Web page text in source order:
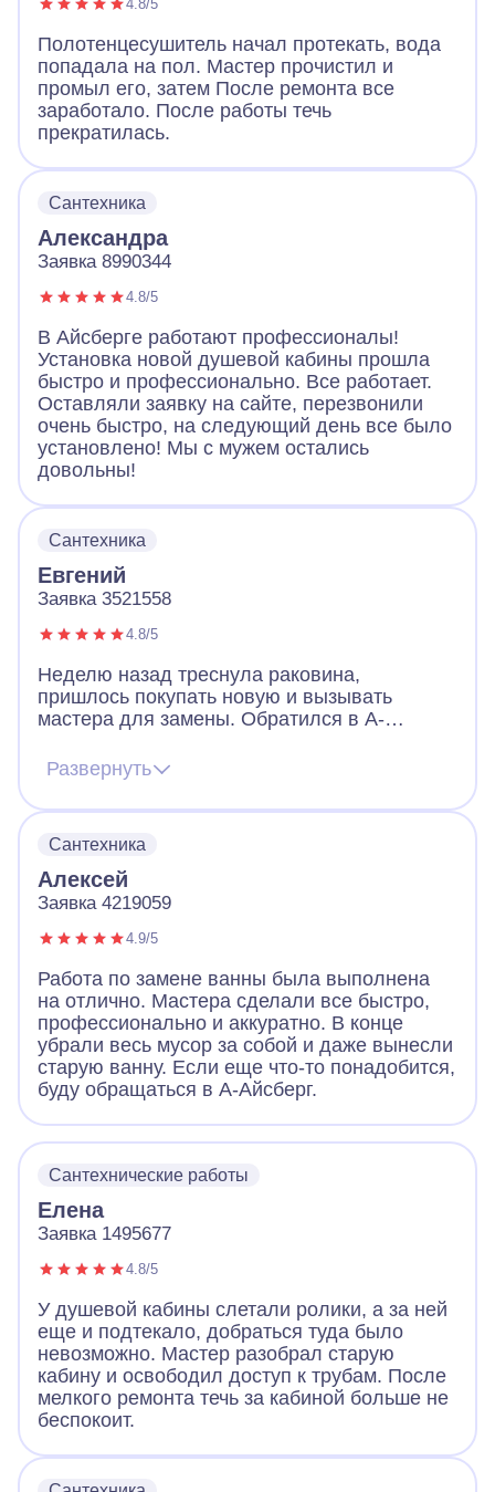
4.8/5
Полотенцесушитель начал протекать, вода
попадала на пол. Мастер прочистил и
промыл его, затем После ремонта все
заработало. После работы течь
прекратилась.
Сантехника
Александра
Заявка 8990344
4.8/5
В Айсберге работают профессионалы!
Установка новой душевой кабины прошла
быстро и профессионально. Все работает.
Оставляли заявку на сайте, перезвонили
очень быстро, на следующий день все было
установлено! Мы с мужем остались
довольны!
Сантехника
Евгений
Заявка 3521558
4.8/5
Неделю назад треснула раковина,
пришлось покупать новую и вызывать
мастера для замены. Обратился в А-
работал в маске, перчатках и бахилах, что
очень порадовало. Мастер заменил
раковину и по просьбе не стал выносить
работой компании А-Айсберг доволен.
Развернуть
Сантехника
Алексей
Заявка 4219059
4.9/5
Работа по замене ванны была выполнена
на отлично. Мастера сделали все быстро,
профессионально и аккуратно. В конце
убрали весь мусор за собой и даже вынесли
старую ванну. Если еще что-то понадобится,
буду обращаться в А-Айсберг.
Сантехнические работы
Елена
Заявка 1495677
4.8/5
У душевой кабины слетали ролики, а за ней
еще и подтекало, добраться туда было
невозможно. Мастер разобрал старую
кабину и освободил доступ к трубам. После
мелкого ремонта течь за кабиной больше не
беспокоит.